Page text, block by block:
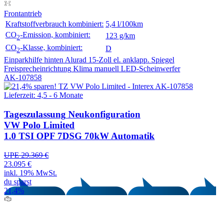
Frontantrieb
Kraftstoffverbrauch kombiniert: 5,4 l/100km
CO2-Emission, kombiniert:
123 g/km
CO2-Klasse, kombiniert:
D
Einparkhilfe hinten Alurad 15-Zoll el. anklapp. Spiegel
Freisprecheinrichtung Klima manuell LED-Scheinwerfer
AK-107858
Lieferzeit: 4,5 - 6 Monate
Tageszulassung Neukonfiguration
VW Polo Limited
1.0 TSI OPF 7DSG 70kW Automatik
UPE 29.369 €
23.095 €
inkl. 19% MwSt.
du sparst
21,4%